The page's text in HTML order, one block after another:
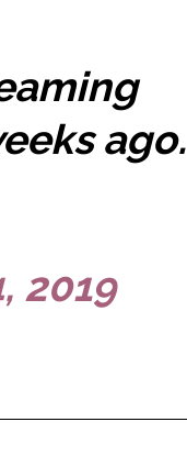
ago.
2019